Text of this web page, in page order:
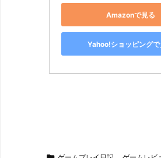
Amazonで見る
Yahoo!ショッピングで